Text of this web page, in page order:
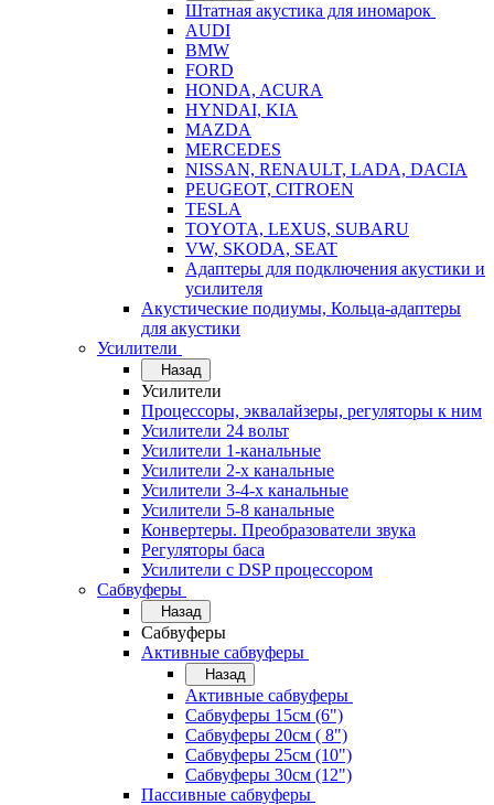
Штатная акустика для иномарок
AUDI
BMW
FORD
HONDA, ACURA
HYNDAI, KIA
MAZDA
MERCEDES
NISSAN, RENAULT, LADA, DACIA
PEUGEOT, CITROEN
TESLA
TOYOTA, LEXUS, SUBARU
VW, SKODA, SEAT
Адаптеры для подключения акустики и
усилителя
Акустические подиумы, Кольца-адаптеры
для акустики
Усилители
Назад
Усилители
Процессоры, эквалайзеры, регуляторы к ним
Усилители 24 вольт
Усилители 1-канальные
Усилители 2-х канальные
Усилители 3-4-х канальные
Усилители 5-8 канальные
Конвертеры. Преобразователи звука
Регуляторы баса
Усилители с DSP процессором
Сабвуферы
Назад
Сабвуферы
Активные сабвуферы
Назад
Активные сабвуферы
Сабвуферы 15см (6")
Сабвуферы 20см ( 8")
Сабвуферы 25см (10")
Сабвуферы 30см (12")
Пассивные сабвуферы